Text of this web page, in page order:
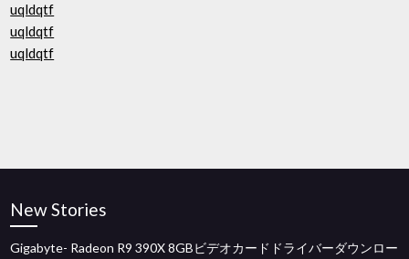
uqldqtf
uqldqtf
uqldqtf
New Stories
Gigabyte- Radeon R9 390X 8GBビデオカードドライバーダウンロー